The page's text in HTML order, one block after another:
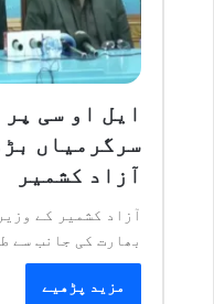
ایل او سی
سرگرمیاں
آزاد کشمیر
آزاد کشمیر کے
بھارت کی جانب سے
مزید پڑھیے